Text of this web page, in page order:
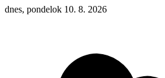
dnes, pondelok 10. 8. 2026